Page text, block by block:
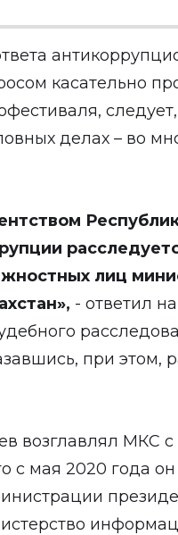
касательно
делах – во
лиц
- ответил
при
возглавлял МКС
с мая 2020 года